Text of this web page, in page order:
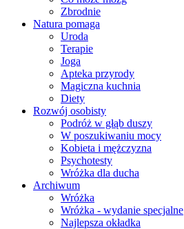
Zbrodnie
Natura pomaga
Uroda
Terapie
Joga
Apteka przyrody
Magiczna kuchnia
Diety
Rozwój osobisty
Podróż w głąb duszy
W poszukiwaniu mocy
Kobieta i mężczyzna
Psychotesty
Wróżka dla ducha
Archiwum
Wróżka
Wróżka - wydanie specjalne
Najlepsza okładka